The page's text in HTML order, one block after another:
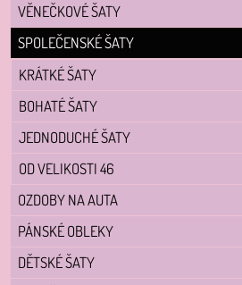
VĚNEČKOVÉ ŠATY
SPOLEČENSKÉ ŠATY
KRÁTKÉ ŠATY
BOHATÉ ŠATY
JEDNODUCHÉ ŠATY
OD VELIKOSTI 46
OZDOBY NA AUTA
PÁNSKÉ OBLEKY
DĚTSKÉ ŠATY